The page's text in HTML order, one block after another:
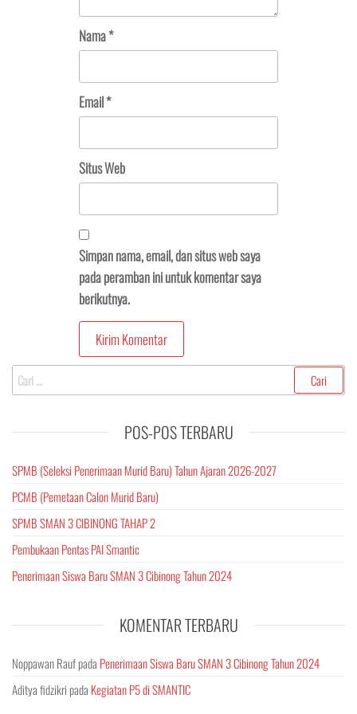
Nama*
Email*
Situs Web
Simpan nama, email, dan situs web saya
pada peramban ini untuk komentar saya
berikutnya.
Cari
untuk:
POS-POS TERBARU
SPMB (Seleksi Penerimaan Murid Baru) Tahun Ajaran 2026-2027
PCMB (Pemetaan Calon Murid Baru)
SPMB SMAN 3 CIBINONG TAHAP 2
Pembukaan Pentas PAI Smantic
Penerimaan Siswa Baru SMAN 3 Cibinong Tahun 2024
KOMENTAR TERBARU
Noppawan Raufpada Penerimaan Siswa Baru SMAN 3 Cibinong Tahun 2024
Aditya fidzikripada Kegiatan P5 di SMANTIC